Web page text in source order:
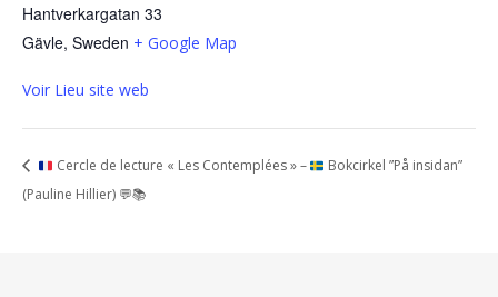
Hantverkargatan 33
Gävle, Sweden + Google Map
Voir Lieu site web
Cercle de lecture « Les Contemplées » –
Bokcirkel ”På insidan”
(Pauline Hillier) 💬📚